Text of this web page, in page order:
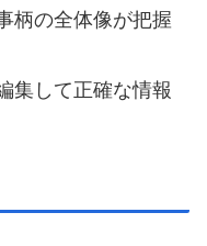
柄の全体像が把握
集して正確な情報